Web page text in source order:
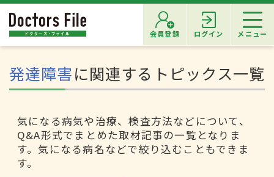
会員登録 ログイン メニュー
発達障害に関連するトピックス一覧
気になる病気や治療、検査方法などについて、
Q&A形式でまとめた取材記事の一覧となりま
す。気になる病名などで絞り込むこともできま
す。